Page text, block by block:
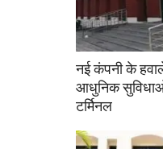
नई कंपनी के
आधुनिक
टर्मिनल